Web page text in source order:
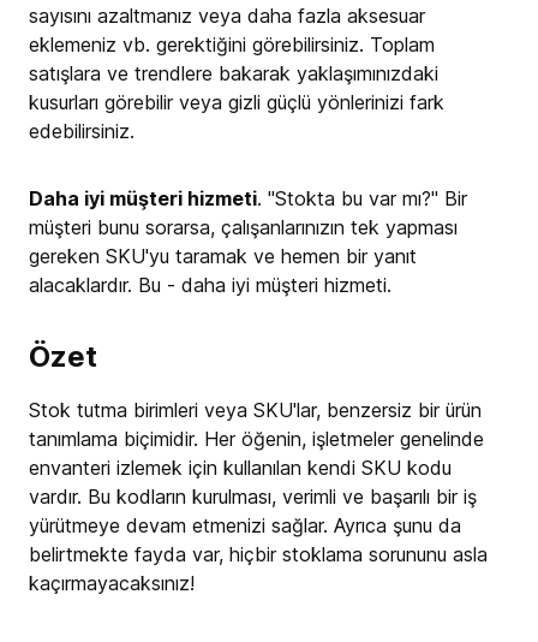
sayısını azaltmanız veya daha fazla aksesuar
eklemeniz vb. gerektiğini görebilirsiniz. Toplam
satışlara ve trendlere bakarak yaklaşımınızdaki
kusurları görebilir veya gizli güçlü yönlerinizi fark
edebilirsiniz.
Daha iyi müşteri hizmeti. "Stokta bu var mı?" Bir
müşteri bunu sorarsa, çalışanlarınızın tek yapması
gereken SKU'yu taramak ve hemen bir yanıt
alacaklardır. Bu - daha iyi müşteri hizmeti.
Özet
Stok tutma birimleri veya SKU'lar, benzersiz bir ürün
tanımlama biçimidir. Her öğenin, işletmeler genelinde
envanteri izlemek için kullanılan kendi SKU kodu
vardır. Bu kodların kurulması, verimli ve başarılı bir iş
yürütmeye devam etmenizi sağlar. Ayrıca şunu da
belirtmekte fayda var, hiçbir stoklama sorununu asla
kaçırmayacaksınız!